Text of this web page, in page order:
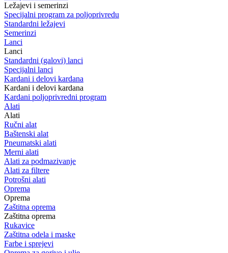
Ležajevi i semerinzi
Specijalni program za poljoprivredu
Standardni ležajevi
Semerinzi
Lanci
Lanci
Standardni (galovi) lanci
Specijalni lanci
Kardani i delovi kardana
Kardani i delovi kardana
Kardani poljoprivredni program
Alati
Alati
Ručni alat
Baštenski alat
Pneumatski alati
Merni alati
Alati za podmazivanje
Alati za filtere
Potrošni alati
Oprema
Oprema
Zaštitna oprema
Zaštitna oprema
Rukavice
Zaštitna odela i maske
Farbe i sprejevi